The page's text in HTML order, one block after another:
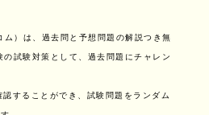
）は、過去問と予想問題の解説つき無
の試験対策として、過去問題にチャレン
することができ、試験問題をランダム